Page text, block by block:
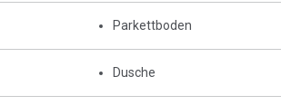
Parkettboden
Dusche